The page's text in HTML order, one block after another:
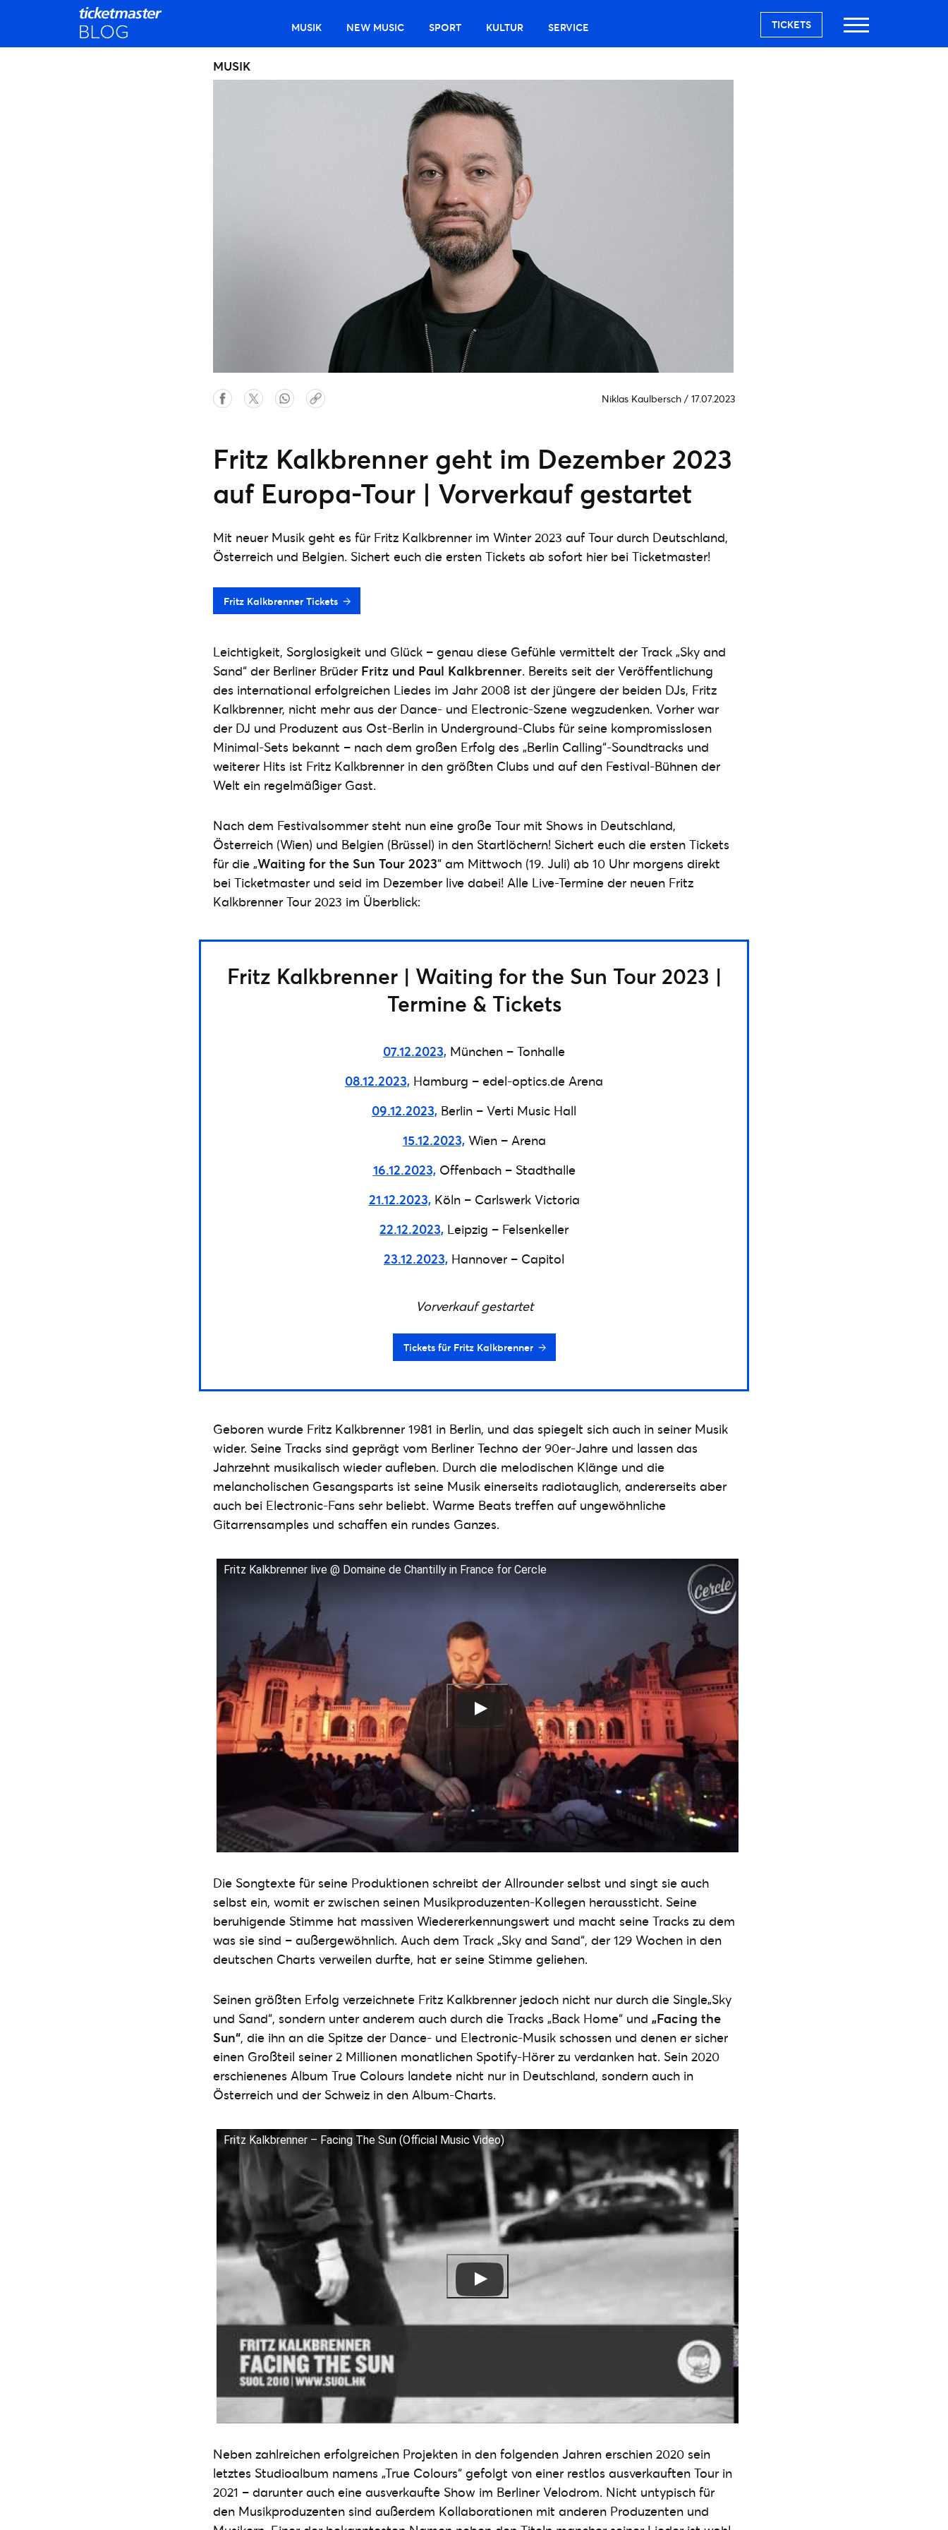
MUSIK NEW MUSIC SPORT KULTUR SERVICE TICKETS
MUSIK
Niklas Kaulbersch / 17.07.2023
Fritz Kalkbrenner geht im Dezember 2023
auf Europa-Tour | Vorverkauf gestartet
Mit neuer Musik geht es für Fritz Kalkbrenner im Winter 2023 auf Tour durch Deutschland,
Österreich und Belgien. Sichert euch die ersten Tickets ab sofort hier bei Ticketmaster!
Fritz Kalkbrenner Tickets
Leichtigkeit, Sorglosigkeit und Glück – genau diese Gefühle vermittelt der Track „Sky and
Sand“ der Berliner Brüder Fritz und Paul Kalkbrenner. Bereits seit der Veröffentlichung
des international erfolgreichen Liedes im Jahr 2008 ist der jüngere der beiden DJs, Fritz
Kalkbrenner, nicht mehr aus der Dance- und Electronic-Szene wegzudenken. Vorher war
der DJ und Produzent aus Ost-Berlin in Underground-Clubs für seine kompromisslosen
Minimal-Sets bekannt – nach dem großen Erfolg des „Berlin Calling“-Soundtracks und
weiterer Hits ist Fritz Kalkbrenner in den größten Clubs und auf den Festival-Bühnen der
Welt ein regelmäßiger Gast.
Nach dem Festivalsommer steht nun eine große Tour mit Shows in Deutschland,
Österreich (Wien) und Belgien (Brüssel) in den Startlöchern! Sichert euch die ersten Tickets
für die „Waiting for the Sun Tour 2023“ am Mittwoch (19. Juli) ab 10 Uhr morgens direkt
bei Ticketmaster und seid im Dezember live dabei! Alle Live-Termine der neuen Fritz
Kalkbrenner Tour 2023 im Überblick:
Fritz Kalkbrenner | Waiting for the Sun Tour 2023 |
Termine & Tickets
07.12.2023, München – Tonhalle
08.12.2023, Hamburg – edel-optics.de Arena
09.12.2023, Berlin – Verti Music Hall
15.12.2023, Wien – Arena
16.12.2023, Offenbach – Stadthalle
21.12.2023, Köln – Carlswerk Victoria
22.12.2023, Leipzig – Felsenkeller
23.12.2023, Hannover – Capitol
Vorverkauf gestartet
Tickets für Fritz Kalkbrenner
Geboren wurde Fritz Kalkbrenner 1981 in Berlin, und das spiegelt sich auch in seiner Musik
wider. Seine Tracks sind geprägt vom Berliner Techno der 90er-Jahre und lassen das
Jahrzehnt musikalisch wieder aufleben. Durch die melodischen Klänge und die
melancholischen Gesangsparts ist seine Musik einerseits radiotauglich, andererseits aber
auch bei Electronic-Fans sehr beliebt. Warme Beats treffen auf ungewöhnliche
Gitarrensamples und schaffen ein rundes Ganzes.
Fritz Kalkbrenner live @ Domaine de Chantilly in France for Cercle
Die Songtexte für seine Produktionen schreibt der Allrounder selbst und singt sie auch
selbst ein, womit er zwischen seinen Musikproduzenten-Kollegen heraussticht. Seine
beruhigende Stimme hat massiven Wiedererkennungswert und macht seine Tracks zu dem
was sie sind – außergewöhnlich. Auch dem Track „Sky and Sand“, der 129 Wochen in den
deutschen Charts verweilen durfte, hat er seine Stimme geliehen.
Seinen größten Erfolg verzeichnete Fritz Kalkbrenner jedoch nicht nur durch die Single„Sky
und Sand“, sondern unter anderem auch durch die Tracks „Back Home“ und „Facing the
Sun“, die ihn an die Spitze der Dance- und Electronic-Musik schossen und denen er sicher
einen Großteil seiner 2 Millionen monatlichen Spotify-Hörer zu verdanken hat. Sein 2020
erschienenes Album True Colours landete nicht nur in Deutschland, sondern auch in
Österreich und der Schweiz in den Album-Charts.
Fritz Kalkbrenner – Facing The Sun (Official Music Video)
Neben zahlreichen erfolgreichen Projekten in den folgenden Jahren erschien 2020 sein
letztes Studioalbum namens „True Colours“ gefolgt von einer restlos ausverkauften Tour in
2021 – darunter auch eine ausverkaufte Show im Berliner Velodrom. Nicht untypisch für
den Musikproduzenten sind außerdem Kollaborationen mit anderen Produzenten und